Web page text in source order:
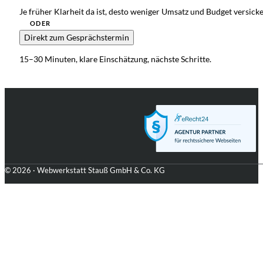
Je früher Klarheit da ist, desto weniger Umsatz und Budget
ODER
Direkt zum Gesprächstermin
15–30 Minuten, klare Einschätzung, nächste Schritte.
© 2026 · Webwerkstatt Stauß GmbH & Co. KG